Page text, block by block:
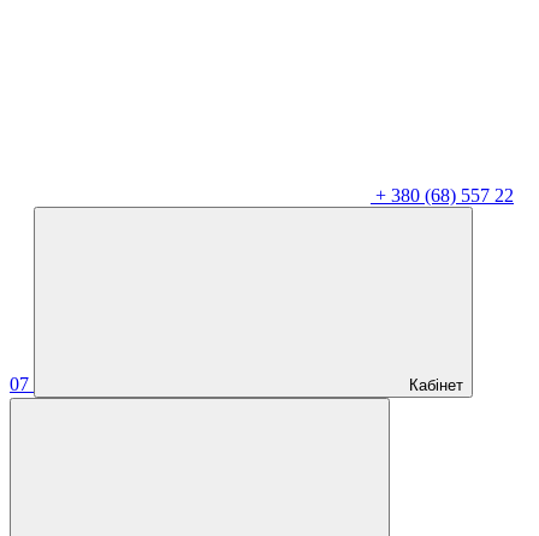
+ 380 (68) 557 22
07 Кабінет